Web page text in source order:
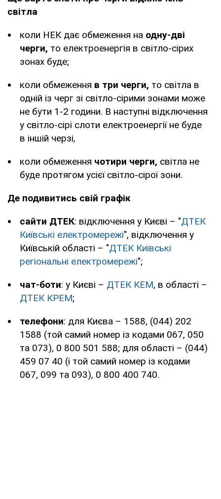
світла
коли НЕК дає обмеження на одну-дві
черги, то електроенергія в світло-сірих
зонах буде;
коли обмеження в три черги, то світла в
одній із черг зі світло-сірими зонами може
не бути 1-2 години. В наступні відключення
у світло-сірі слоти електроенергії не буде
в іншій черзі,
коли обмеження чотири черги, світла не
буде протягом усієї світло-сірої зони.
Де подивитись свій графік
сайти ДТЕК: відключення у Києві – "ДТЕК
Київські електромережі", відключення у
Київській області – "ДТЕК Київські
регіональні електромережі";
чат-боти: у Києві – ДТЕК КЕМ, в області –
ДТЕК КРЕМ;
телефони: для Києва – 1588, (044) 202
1588 (той самий номер із кодами 067, 050
та 073), 0 800 501 588; для області – (044)
459 07 40 (і той самий номер із кодами
067, 099 та 093), 0 800 400 740.